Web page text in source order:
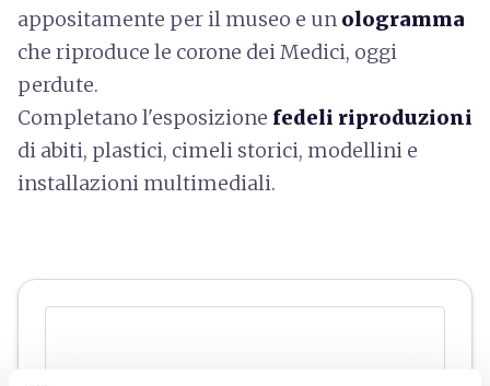
appositamente per il museo e un ologramma
che riproduce le corone dei Medici, oggi
perdute.
Completano l'esposizione fedeli riproduzioni
di abiti, plastici, cimeli storici, modellini e
installazioni multimediali.